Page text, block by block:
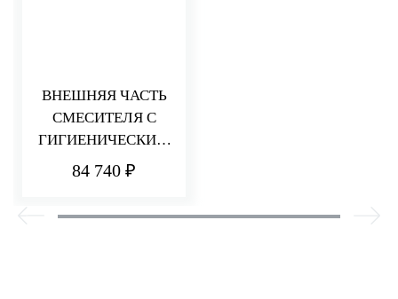
ВНЕШНЯЯ ЧАСТЬ
СМЕСИТЕЛЯ С
ГИГИЕНИЧЕСКИМ
ДУШЕМ UP+
84 740 ₽